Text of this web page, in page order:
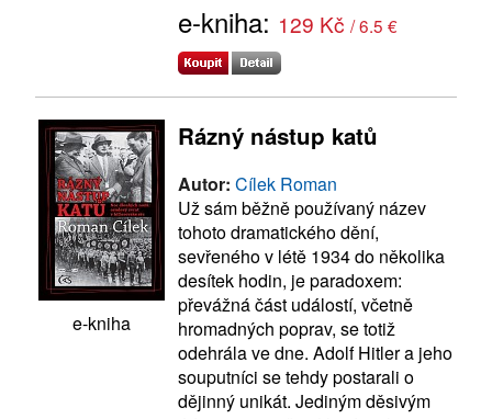
e-kniha: 129 Kč / 6.5 €
e-kniha
Rázný nástup katů
Autor: Cílek Roman
Už sám běžně používaný název
tohoto dramatického dění,
sevřeného v létě 1934 do několika
desítek hodin, je paradoxem:
převážná část událostí, včetně
hromadných poprav, se totiž
odehrála ve dne. Adolf Hitler a jeho
souputníci se tehdy postarali o
dějinný unikát. Jediným děsivým